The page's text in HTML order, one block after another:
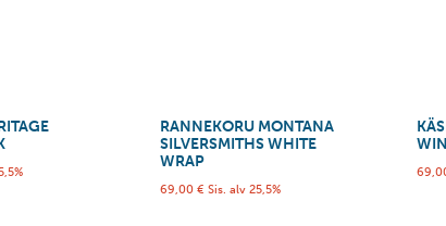
RANNEKORU MONTANA
SILVERSMITHS WHITE
WRAP
69,00 € Sis. alv 25,5%